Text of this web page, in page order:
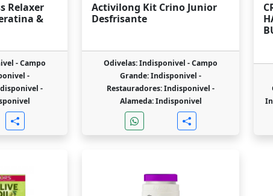
Relaxer
&
-Campo
-
-
Activilong Kit Crino Junior
Desfrisante
Odivelas: Indisponivel -Campo
Grande: Indisponivel -
Restauradores: Indisponivel -
Alameda: Indisponivel